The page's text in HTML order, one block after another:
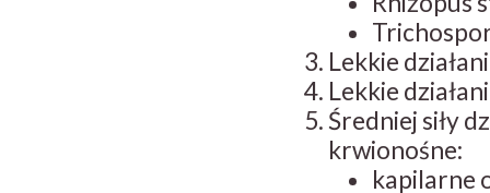
Lekkie
Lekkie
Średniej siły
krwionośne:
kapilarne